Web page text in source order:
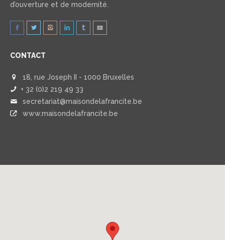
d’ouverture et de modernité.
CONTACT
18, rue Joseph II - 1000 Bruxelles
+ 32 (0)2 219 49 33
secretariat@maisondelafrancite.be
www.maisondelafrancite.be